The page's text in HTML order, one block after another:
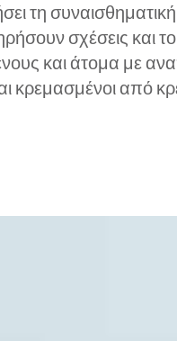
συναισθηματική
σχέσεις και
και άτομα με
κρεμασμένοι